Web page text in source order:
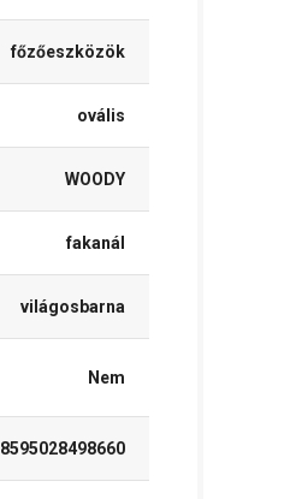
főzőeszközök
ovális
WOODY
fakanál
világosbarna
Nem
8595028498660